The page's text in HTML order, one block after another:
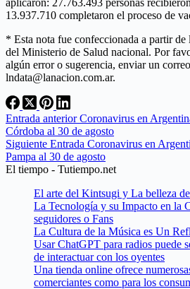
13.937.710 completaron el proceso de
* Esta nota fue confeccionada a partir de
del Ministerio de Salud nacional. Por
algún error o sugerencia, enviar un
lndata@lanacion.com.ar.
Entrada anteriorCoronavirus en
Córdoba al 30 de agosto
Siguiente Entrada Coronavirus en
Pampa al 30 de agosto
El tiempo - Tutiempo.net
El arte del Kintsugi y La belleza
La Tecnología y su Impacto en la
seguidores o Fans
La Cultura de la Música es Un
Usar ChatGPT para radios puede
de interactuar con los oyentes
Una tienda online ofrece
comerciantes como para los